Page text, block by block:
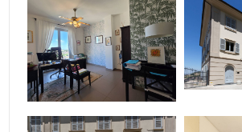
Qualsiasi
1